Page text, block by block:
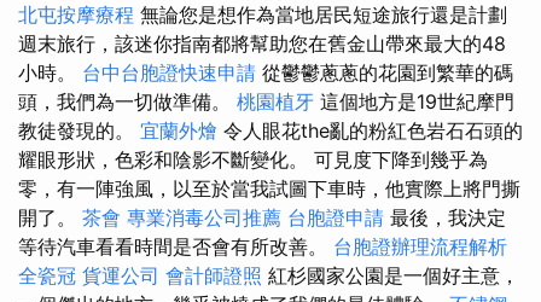
北屯按摩療程 無論您是想作為當地居民短途旅行還是計劃
週末旅行，該迷你指南都將幫助您在舊金山帶來最大的48
小時。 台中台胞證快速申請 從鬱鬱蔥蔥的花園到繁華的碼
頭，我們為一切做準備。 桃園植牙 這個地方是19世紀摩門
教徒發現的。 宜蘭外燴 令人眼花the亂的粉紅色岩石石頭的
耀眼形狀，色彩和陰影不斷變化。 可見度下降到幾乎為
零，有一陣強風，以至於當我試圖下車時，他實際上將門撕
開了。 茶會 專業消毒公司推薦 台胞證申請 最後，我決定
等待汽車看看時間是否會有所改善。 台胞證辦理流程解析
全瓷冠 貨運公司 會計師證照 紅杉國家公園是一個好主意，